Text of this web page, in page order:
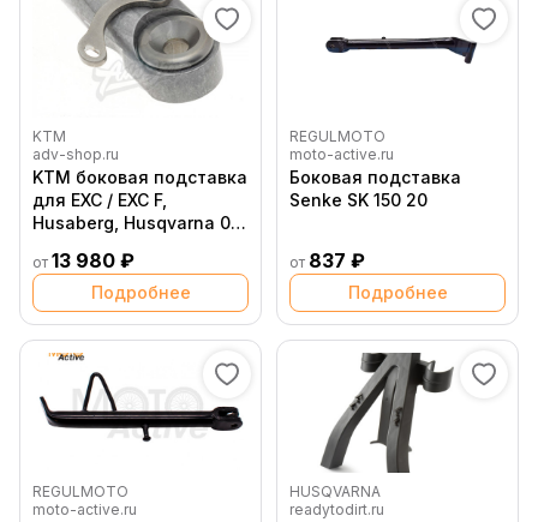
KTM
adv-shop.ru
KTM боковая подставка
для EXC / EXC F,
Husaberg, Husqvarna 08
от 13 980 ₽
Подробнее
REGULMOTO
moto-active.ru
Боковая подставка
Senke SK 150 20
от 837 ₽
Подробнее
REGULMOTO
moto-active.ru
HUSQVARNA
readytodirt.ru